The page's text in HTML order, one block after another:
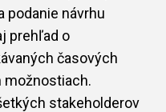
podanie návrhu
prehľad o
časových
možnostiach.
stakeholderov